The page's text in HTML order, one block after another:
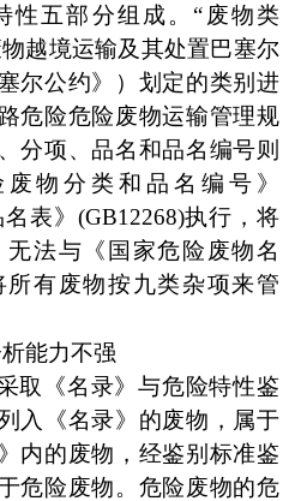
性五部分组成。“废物类
越境运输及其处置巴塞尔
尔公约》）划定的类别进
危险危险废物运输管理规
分项、品名和品名编号则
物分类和品名编号》
表》(GB12268)执行，将
法与《国家危险废物名
有废物按九类杂项来管
能力不强
取《名录》与危险特性鉴
入《名录》的废物，属于
内的废物，经鉴别标准鉴
危险废物。危险废物的危